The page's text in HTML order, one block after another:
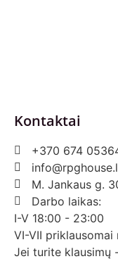
Kontaktai
+370 674
M. Jankaus g.
Darbo laikas:
I-V 18:00 - 23:00
VI-VII priklausomai
Jei turite klausimų